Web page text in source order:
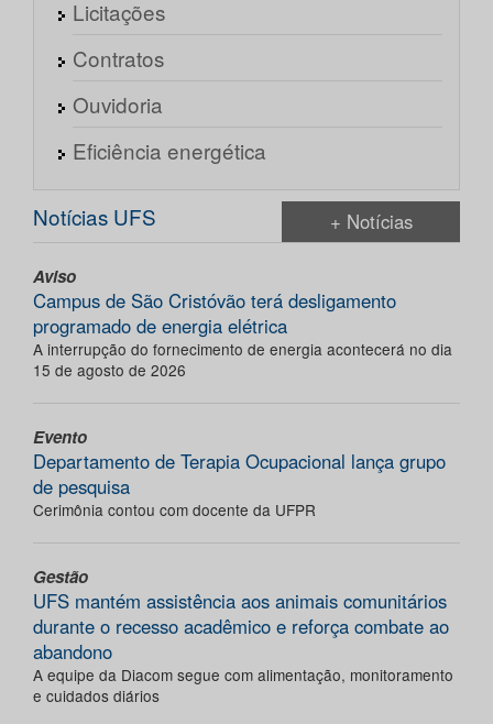
Licitações
Contratos
Ouvidoria
Eficiência energética
Notícias UFS + Notícias
Aviso
Campus de São Cristóvão terá desligamento
programado de energia elétrica
A interrupção do fornecimento de energia acontecerá no dia
15 de agosto de 2026
Evento
Departamento de Terapia Ocupacional lança grupo
de pesquisa
Cerimônia contou com docente da UFPR
Gestão
UFS mantém assistência aos animais comunitários
durante o recesso acadêmico e reforça combate ao
abandono
A equipe da Diacom segue com alimentação, monitoramento
e cuidados diários